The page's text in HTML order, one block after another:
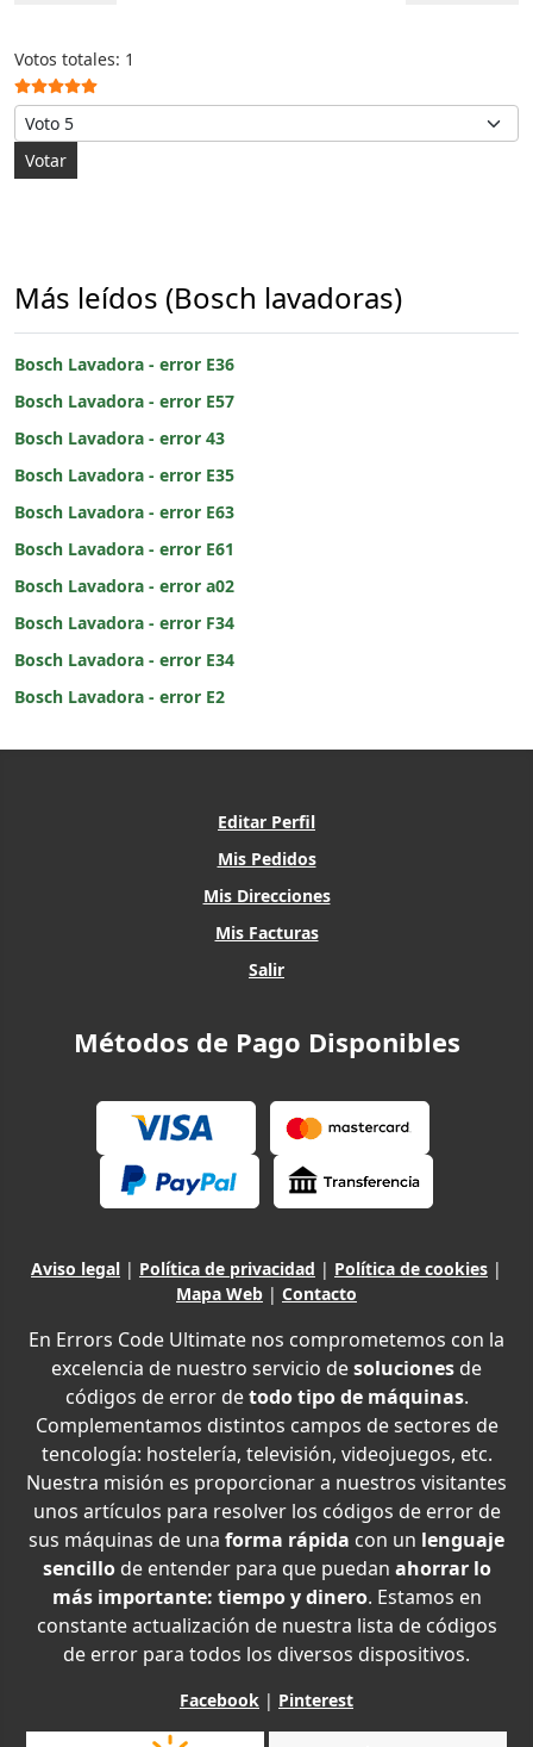
Ratio:5/5
Votos totales: 1
Por favor, vote
Más leídos (Bosch lavadoras)
Bosch Lavadora - error E36
Bosch Lavadora - error E57
Bosch Lavadora - error 43
Bosch Lavadora - error E35
Bosch Lavadora - error E63
Bosch Lavadora - error E61
Bosch Lavadora - error a02
Bosch Lavadora - error F34
Bosch Lavadora - error E34
Bosch Lavadora - error E2
Editar Perfil
Mis Pedidos
Mis Direcciones
Mis Facturas
Salir
Métodos de Pago Disponibles
Aviso legal | Política de privacidad | Política de cookies |
Mapa Web | Contacto
En Errors Code Ultimate nos comprometemos con la
excelencia de nuestro servicio desoluciones de
códigos de error detodo tipo de máquinas.
Complementamos distintos campos de sectores de
tencología: hostelería, televisión, videojuegos, etc.
Nuestra misión es proporcionar a nuestros visitantes
unos artículos para resolver los códigos de error de
sus máquinas de una forma rápida con un lenguaje
sencillode entender para que puedan ahorrar lo
más importante: tiempo y dinero. Estamos en
constante actualización de nuestra lista de códigos
de error para todos los diversos dispositivos.
Facebook | Pinterest